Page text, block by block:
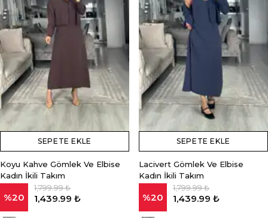
SEPETE EKLE
Koyu Kahve Gömlek Ve Elbise
Kadın İkili Takım
%20
1,799.99 ₺
1,439.99 ₺
SEPETE EKLE
Lacivert Gömlek Ve Elbise
Kadın İkili Takım
%20
1,799.99 ₺
1,439.99 ₺